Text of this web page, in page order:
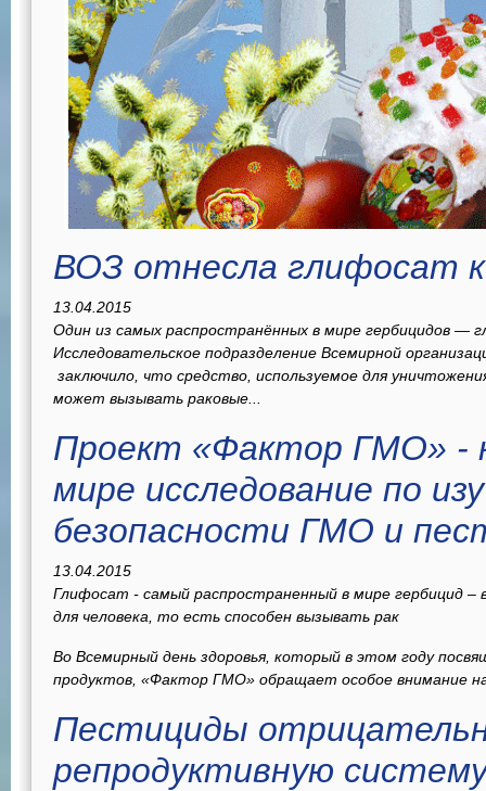
ВОЗ отнесла глифосат к
13.04.2015
Один из самых распространённых в мире гербицидов —
Исследовательское подразделение Всемирной
заключило, что средство, используемое для
может вызывать раковые...
Проект «Фактор ГМО» -
мире исследование по
безопасности ГМО и
13.04.2015
Глифосат - самый распространенный в мире гербицид –
для человека, то есть способен вызывать рак
Во Всемирный день здоровья, который в этом году
продуктов, «Фактор ГМО» обращает особое внимание на
Пестициды
репродуктивную